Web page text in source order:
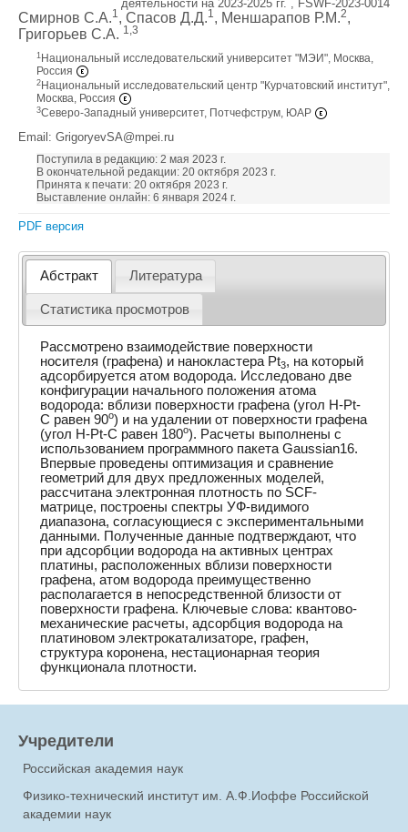
деятельности на 2023-2025 гг. , FSWF-2023-0014
Смирнов С.А.1, Спасов Д.Д.1, Меншарапов Р.М.2,
Григорьев С.А. 1,3
1 Национальный исследовательский университет "МЭИ", Москва,
Россия
2 Национальный исследовательский центр "Курчатовский институт",
Москва, Россия
3Северо-Западный университет, Потчефструм, ЮАР
Email: GrigoryevSA@mpei.ru
Поступила в редакцию: 2 мая 2023 г.
В окончательной редакции: 20 октября 2023 г.
Принята к печати: 20 октября 2023 г.
Выставление онлайн: 6 января 2024 г.
PDF версия
Абстракт Литература
Статистика просмотров
Рассмотрено взаимодействие поверхности
носителя (графена) и нанокластера Pt3, на который
адсорбируется атом водорода. Исследовано две
конфигурации начального положения атома
водорода: вблизи поверхности графена (угол H-Pt-
C равен 90o) и на удалении от поверхности графена
(угол H-Pt-C равен 180o). Расчеты выполнены с
использованием программного пакета Gaussian16.
Впервые проведены оптимизация и сравнение
геометрий для двух предложенных моделей,
рассчитана электронная плотность по SCF-
матрице, построены спектры УФ-видимого
диапазона, согласующиеся с экспериментальными
данными. Полученные данные подтверждают, что
при адсорбции водорода на активных центрах
платины, расположенных вблизи поверхности
графена, атом водорода преимущественно
располагается в непосредственной близости от
поверхности графена. Ключевые слова: квантово-
механические расчеты, адсорбция водорода на
платиновом электрокатализаторе, графен,
структура коронена, нестационарная теория
функционала плотности.
Учредители
Российская академия наук
Физико-технический институт им. А.Ф.Иоффе Российской
академии наук